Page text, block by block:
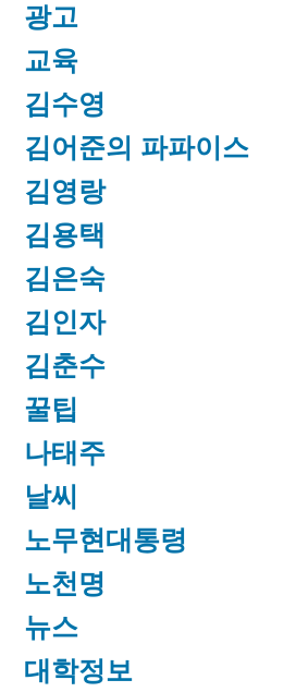
광고
교육
김수영
김어준의 파파이스
김영랑
김용택
김은숙
김인자
김춘수
꿀팁
나태주
날씨
노무현대통령
노천명
뉴스
대학정보